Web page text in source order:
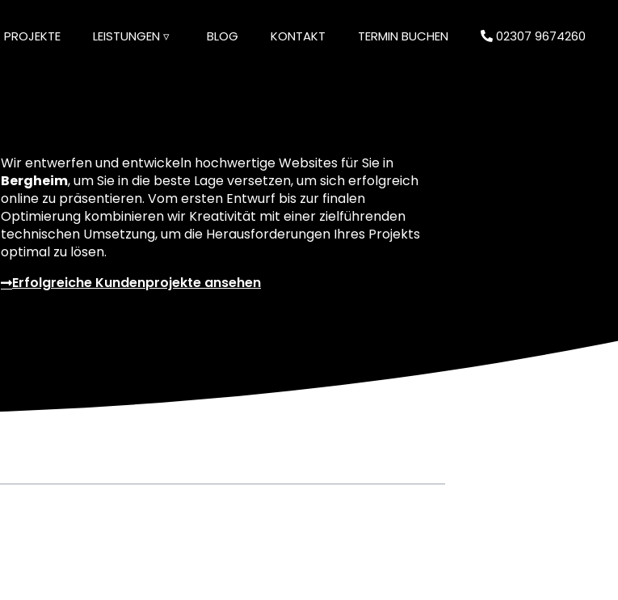
PROJEKTE LEISTUNGEN ▿ BLOG KONTAKT TERMIN BUCHEN 02307 9674260
Wir entwerfen und entwickeln hochwertige Websites für Sie in
Bergheim, um Sie in die beste Lage versetzen, um sich erfolgreich
online zu präsentieren. Vom ersten Entwurf bis zur finalen
Optimierung kombinieren wir Kreativität mit einer zielführenden
technischen Umsetzung, um die Herausforderungen Ihres Projekts
optimal zu lösen.
Erfolgreiche Kundenprojekte ansehen